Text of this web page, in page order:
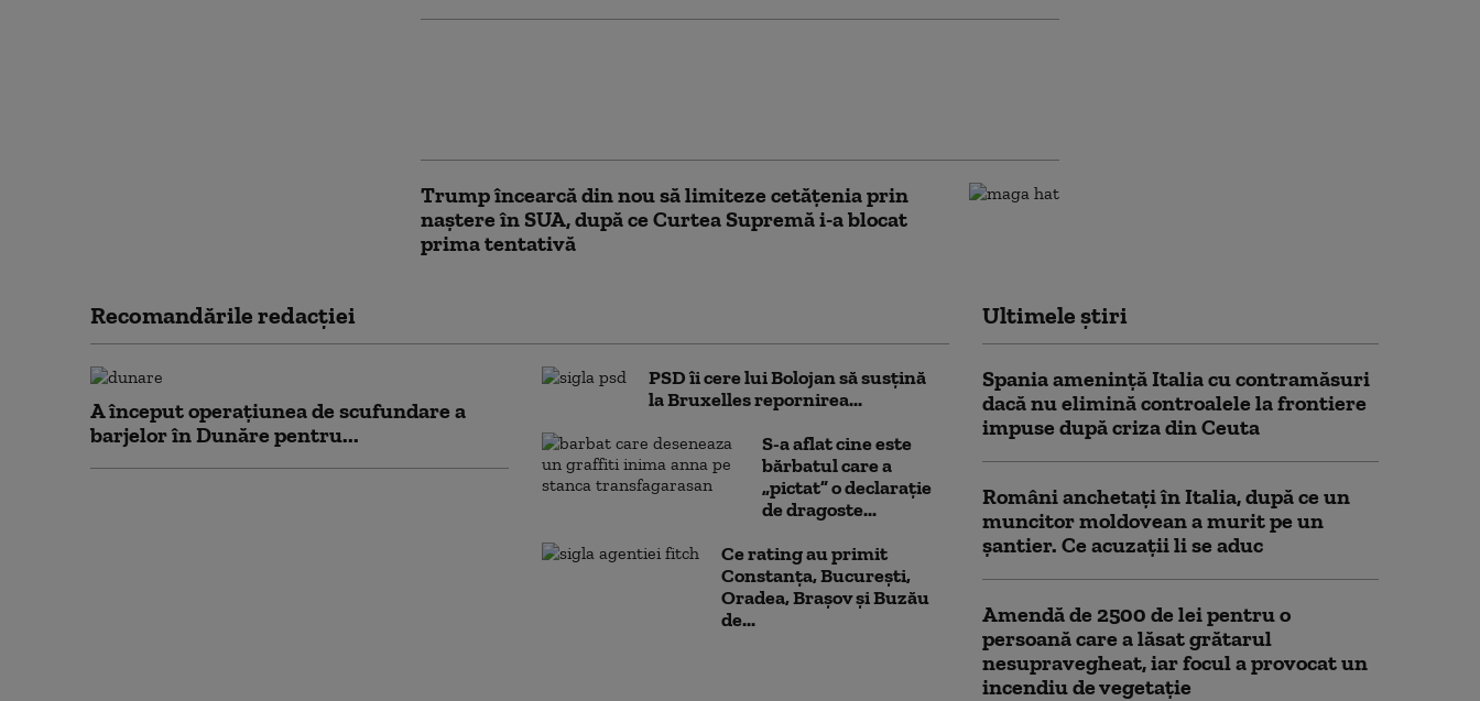
Trump încearcă din nou să limiteze cetățenia prin
naștere în SUA, după ce Curtea Supremă i-a blocat
prima tentativă
Recomandările redacţiei
A început operațiunea de scufundare a
barjelor în Dunăre pentru...
PSD îi cere lui Bolojan să susțină
la Bruxelles repornirea...
S-a aflat cine este
bărbatul care a
„pictat” o declarație
de dragoste...
Ce rating au primit
Constanța, București,
Oradea, Brașov și Buzău
de...
Ultimele știri
Spania ameninţă Italia cu contramăsuri
dacă nu elimină controalele la frontiere
impuse după criza din Ceuta
Români anchetați în Italia, după ce un
muncitor moldovean a murit pe un
șantier. Ce acuzații li se aduc
Amendă de 2500 de lei pentru o
persoană care a lăsat grătarul
nesupravegheat, iar focul a provocat un
incendiu de vegetaţie